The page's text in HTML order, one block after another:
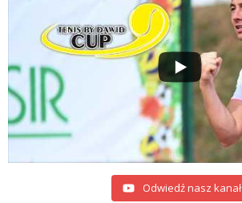
Odwiedź nasz kanał